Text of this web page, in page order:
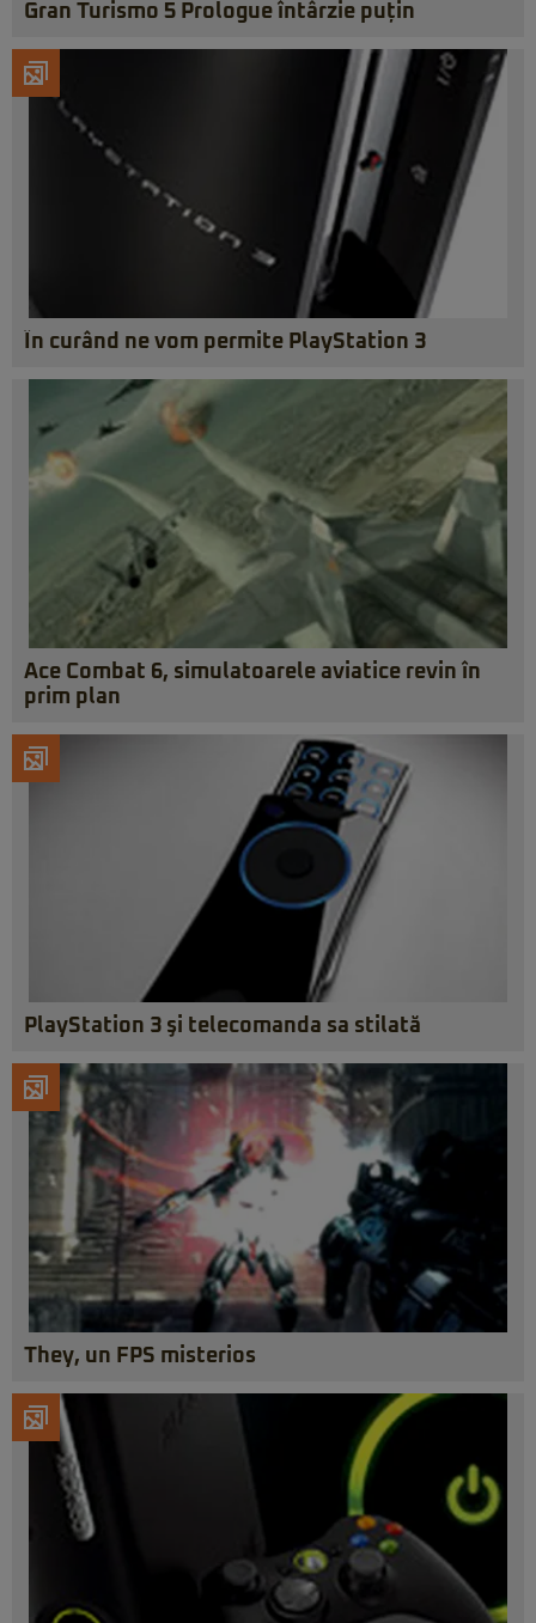
Gran Turismo 5 Prologue întârzie puțin
În curând ne vom permite PlayStation 3
Ace Combat 6, simulatoarele aviatice revin în
prim plan
PlayStation 3 şi telecomanda sa stilată
They, un FPS misterios